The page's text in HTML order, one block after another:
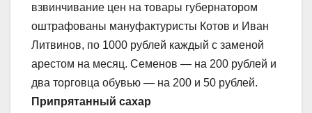
взвинчивание цен на товары губернатором
оштрафованы мануфактуристы Котов и Иван
Литвинов, по 1000 рублей каждый с заменой
арестом на месяц. Семенов — на 200 рублей и
два торговца обувью — на 200 и 50 рублей.
Припрятанный сахар